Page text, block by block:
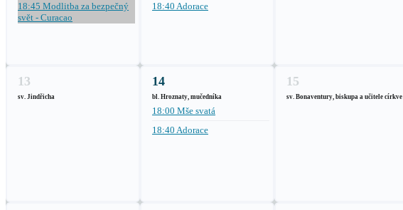
18:45 Modlitba za bezpečný
svět - Curacao
18:40 Adorace
13
sv. Jindřicha
14
bl. Hroznaty, mučedníka
18:00 Mše svatá
18:40 Adorace
15
sv. Bonaventury, biskupa a učitele církve